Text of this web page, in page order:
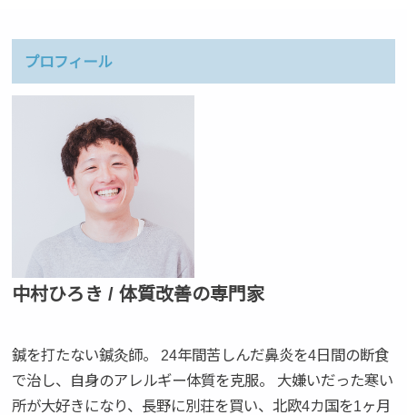
プロフィール
中村ひろき / 体質改善の専門家
鍼を打たない鍼灸師。 24年間苦しんだ鼻炎を4日間の断食
で治し、自身のアレルギー体質を克服。 大嫌いだった寒い
所が大好きになり、長野に別荘を買い、北欧4カ国を1ヶ月